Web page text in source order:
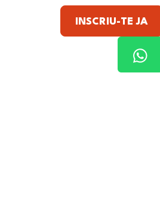
INSCRIU-TE JA